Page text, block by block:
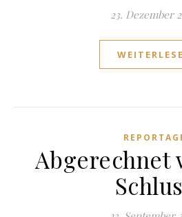
23. Dezember
Abgerechnet